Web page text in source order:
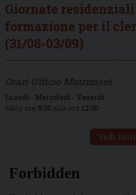
Giornate
formazione per il
(31/08-03/09)
Lunedì - Mercoledì - Venerdì
dalle ore 9:30 alle ore 12:30
Vedi